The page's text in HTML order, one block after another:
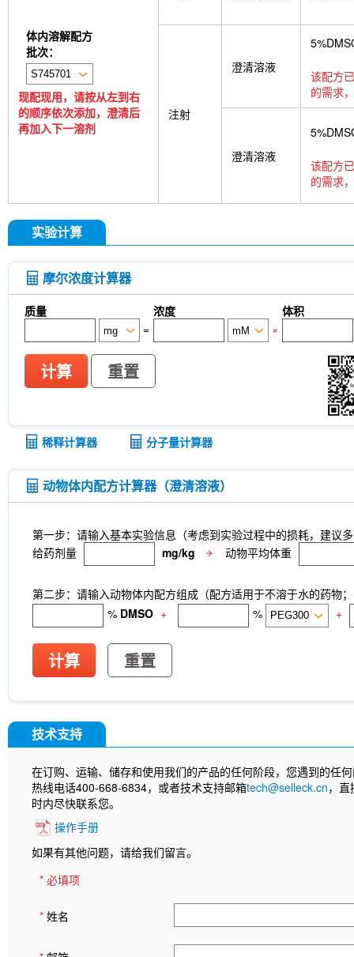
体内溶解配方
批次：
现配现用，请按从左到右
的顺序依次添加，澄清后
再加入下一溶剂
注射
澄清溶液
该配方
的需求
澄清溶液
该配方
的需求
实验计算
摩尔浓度计算器
质量 浓度
体积
=
×
计算 重置
稀释计算器 分子量计算器
动物体内配方计算器（澄清溶液）
第一步：请输入基本实验信息（考虑到实验过程中的损耗，建议
给药剂量
mg/kg 动物平均体重
第二步：请输入动物体内配方组成（配方适用于不溶于水的药物
% DMSO + % +
计算 重置
技术支持
在订购、运输、储存和使用我们的产品的任何阶段，您遇到的任
热线电话400-668-6834，或者技术支持邮箱tech@selleck.cn，
时内尽快联系您。
操作手册
如果有其他问题，请给我们留言。
* 必填项
* 姓名